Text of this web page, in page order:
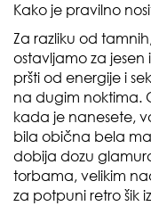
Kako je pravilno
Za razliku od
ostavljamo za
pršti od energije i
na dugim noktima.
kada je nanesete,
bila obična bela
dobija dozu
torbama, velikim
za potpuni retro šik